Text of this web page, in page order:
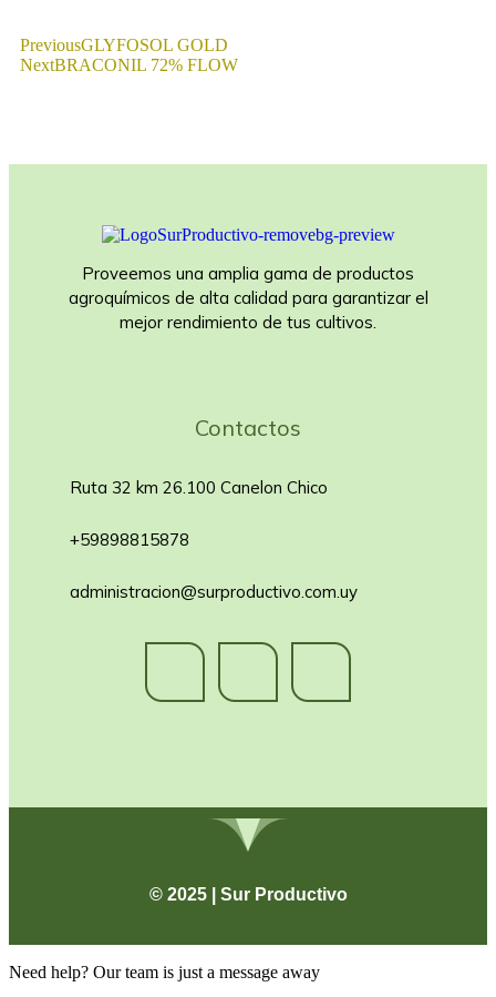
PreviousGLYFOSOL GOLD
NextBRACONIL 72% FLOW
Proveemos una amplia gama de productos
agroquímicos de alta calidad para garantizar el
mejor rendimiento de tus cultivos.
Contactos
Ruta 32 km 26.100 Canelon Chico
+59898815878
administracion@surproductivo.com.uy
© 2025 | Sur Productivo
Need help? Our team is just a message away